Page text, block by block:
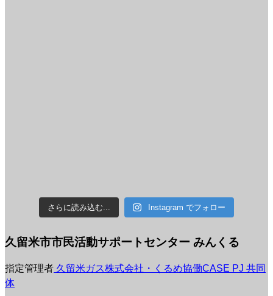
さらに読み込む... Instagram でフォロー
久留米市市民活動サポートセンター みんくる
指定管理者 久留米ガス株式会社・くるめ協働CASE PJ 共同
体